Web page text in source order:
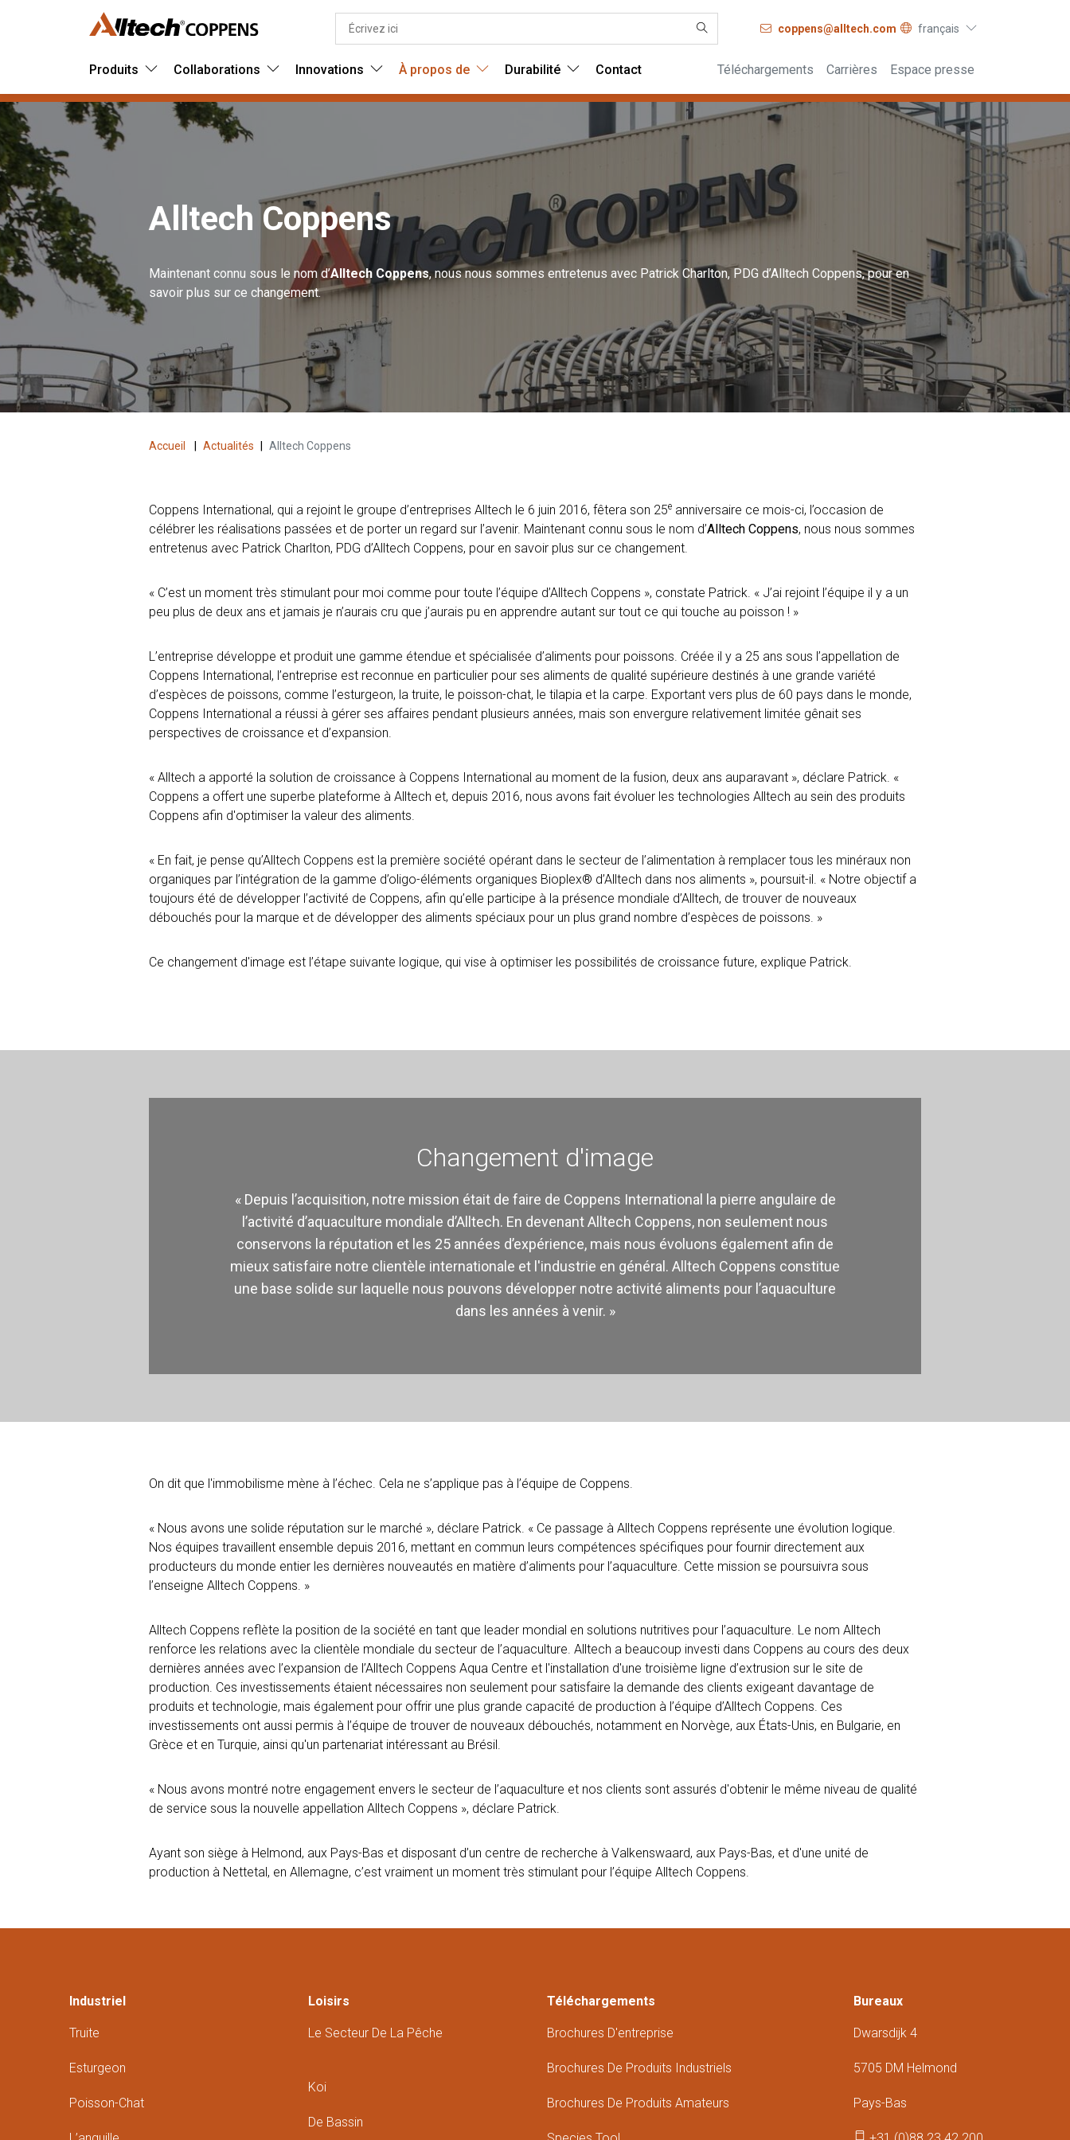
coppens@alltech.com français
Produits Collaborations Innovations À propos de Durabilité Contact Téléchargements Carrières Espace presse
Alltech Coppens
Maintenant connu sous le nom d’Alltech Coppens, nous nous sommes entretenus avec Patrick Charlton, PDG d’Alltech Coppens, pour en
savoir plus sur ce changement.
Accueil Actualités Alltech Coppens
Coppens International, qui a rejoint le groupe d’entreprises Alltech le 6 juin 2016, fêtera son 25e anniversaire ce mois-ci, l’occasion de
célébrer les réalisations passées et de porter un regard sur l’avenir. Maintenant connu sous le nom d’Alltech Coppens, nous nous sommes
entretenus avec Patrick Charlton, PDG d’Alltech Coppens, pour en savoir plus sur ce changement.
« C’est un moment très stimulant pour moi comme pour toute l’équipe d’Alltech Coppens », constate Patrick. « J’ai rejoint l’équipe il y a un
peu plus de deux ans et jamais je n’aurais cru que j’aurais pu en apprendre autant sur tout ce qui touche au poisson ! »
L’entreprise développe et produit une gamme étendue et spécialisée d’aliments pour poissons. Créée il y a 25 ans sous l’appellation de
Coppens International, l’entreprise est reconnue en particulier pour ses aliments de qualité supérieure destinés à une grande variété
d’espèces de poissons, comme l’esturgeon, la truite, le poisson-chat, le tilapia et la carpe. Exportant vers plus de 60 pays dans le monde,
Coppens International a réussi à gérer ses affaires pendant plusieurs années, mais son envergure relativement limitée gênait ses
perspectives de croissance et d’expansion.
« Alltech a apporté la solution de croissance à Coppens International au moment de la fusion, deux ans auparavant », déclare Patrick. «
Coppens a offert une superbe plateforme à Alltech et, depuis 2016, nous avons fait évoluer les technologies Alltech au sein des produits
Coppens afin d'optimiser la valeur des aliments.
« En fait, je pense qu’Alltech Coppens est la première société opérant dans le secteur de l’alimentation à remplacer tous les minéraux non
organiques par l’intégration de la gamme d’oligo-éléments organiques Bioplex® d’Alltech dans nos aliments », poursuit-il. « Notre objectif a
toujours été de développer l’activité de Coppens, afin qu’elle participe à la présence mondiale d’Alltech, de trouver de nouveaux
débouchés pour la marque et de développer des aliments spéciaux pour un plus grand nombre d’espèces de poissons. »
Ce changement d'image est l’étape suivante logique, qui vise à optimiser les possibilités de croissance future, explique Patrick.
Changement d'image
« Depuis l’acquisition, notre mission était de faire de Coppens International la pierre angulaire de
l’activité d’aquaculture mondiale d’Alltech. En devenant Alltech Coppens, non seulement nous
conservons la réputation et les 25 années d’expérience, mais nous évoluons également afin de
mieux satisfaire notre clientèle internationale et l'industrie en général. Alltech Coppens constitue
une base solide sur laquelle nous pouvons développer notre activité aliments pour l’aquaculture
dans les années à venir. »
On dit que l'immobilisme mène à l’échec. Cela ne s’applique pas à l’équipe de Coppens.
« Nous avons une solide réputation sur le marché », déclare Patrick. « Ce passage à Alltech Coppens représente une évolution logique.
Nos équipes travaillent ensemble depuis 2016, mettant en commun leurs compétences spécifiques pour fournir directement aux
producteurs du monde entier les dernières nouveautés en matière d’aliments pour l’aquaculture. Cette mission se poursuivra sous
l’enseigne Alltech Coppens. »
Alltech Coppens reflète la position de la société en tant que leader mondial en solutions nutritives pour l’aquaculture. Le nom Alltech
renforce les relations avec la clientèle mondiale du secteur de l’aquaculture. Alltech a beaucoup investi dans Coppens au cours des deux
dernières années avec l’expansion de l’Alltech Coppens Aqua Centre et l'installation d'une troisième ligne d’extrusion sur le site de
production. Ces investissements étaient nécessaires non seulement pour satisfaire la demande des clients exigeant davantage de
produits et technologie, mais également pour offrir une plus grande capacité de production à l’équipe d’Alltech Coppens. Ces
investissements ont aussi permis à l’équipe de trouver de nouveaux débouchés, notamment en Norvège, aux États-Unis, en Bulgarie, en
Grèce et en Turquie, ainsi qu'un partenariat intéressant au Brésil.
« Nous avons montré notre engagement envers le secteur de l’aquaculture et nos clients sont assurés d'obtenir le même niveau de qualité
de service sous la nouvelle appellation Alltech Coppens », déclare Patrick.
Ayant son siège à Helmond, aux Pays-Bas et disposant d’un centre de recherche à Valkenswaard, aux Pays-Bas, et d'une unité de
production à Nettetal, en Allemagne, c’est vraiment un moment très stimulant pour l’équipe Alltech Coppens.
Industriel
Truite
Esturgeon
Poisson-Chat
Loisirs
Le Secteur De La Pêche
Koi
De Bassin
Téléchargements
Brochures D'entreprise
Brochures De Produits Industriels
Brochures De Produits Amateurs
Bureaux
Dwarsdijk 4
5705 DM Helmond
Pays-Bas